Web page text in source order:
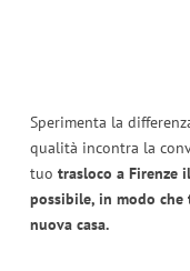
Sperimenta la
qualità incontra la
tuo trasloco a Firenze
possibile, in modo
nuova casa.